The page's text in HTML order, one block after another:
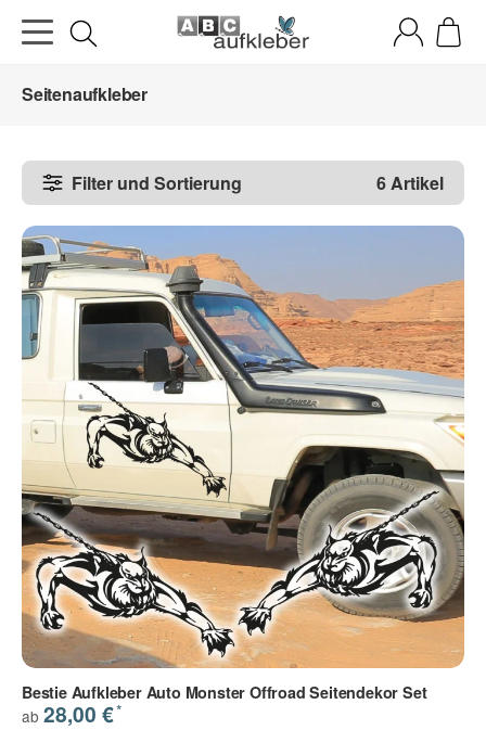
Seitenaufkleber
Filter und Sortierung 6 Artikel
Bestie Aufkleber Auto Monster Offroad Seitendekor Set
ab 28,00 €*